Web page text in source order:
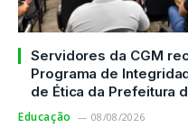
Servidores da CGM
Programa de
de Ética da Prefeitura
Educação 08/08/2026